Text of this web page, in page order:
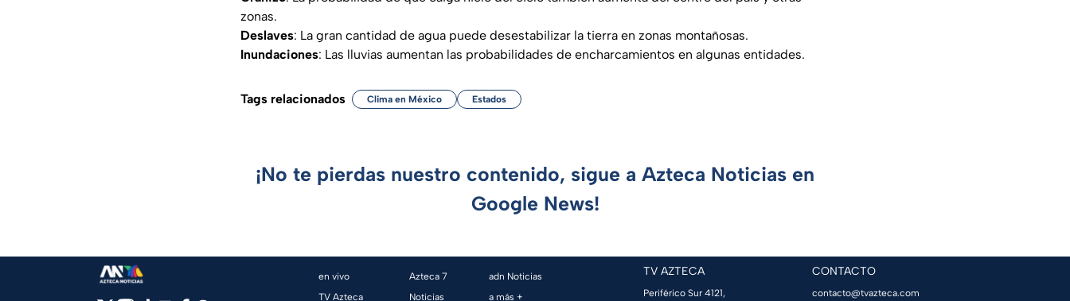
zonas.
Deslaves: La gran cantidad de agua puede desestabilizar la tierra en zonas montañosas.
Inundaciones: Las lluvias aumentan las probabilidades de encharcamientos en algunas entidades.
Tags relacionados Clima en México Estados
¡No te pierdas nuestro contenido, sigue a Azteca Noticias en
Google News!
en vivo
TV Azteca
Azteca 7
Noticias
adn Noticias
a más +
TV AZTECA
Periférico Sur 4121,
CONTACTO
contacto@tvazteca.com